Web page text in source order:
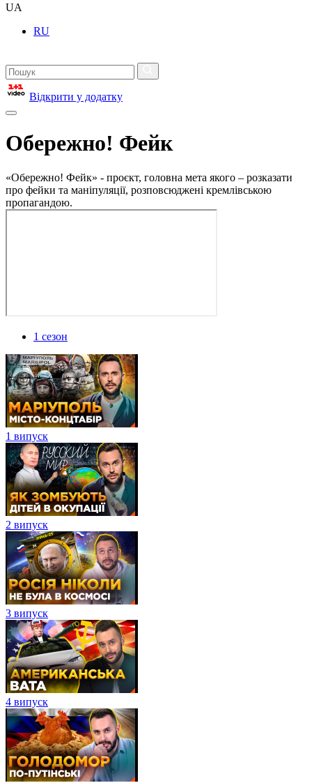
UA
RU
Відкрити у додатку
Обережно! Фейк
«Обережно! Фейк» - проєкт, головна мета якого – розказати
про фейки та маніпуляції, розповсюджені кремлівською
пропагандою.
1 сезон
1 випуск
2 випуск
3 випуск
4 випуск